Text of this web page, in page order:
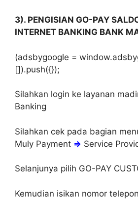
3). PENGISIAN GO-PAY
INTERNET BANKING BANK
(adsbygoogle =
[]).push({});
Silahkan login ke layanan
Banking
Silahkan cek pada bagian
Muly Payment ⇒ Service
Selanjunya pilih GO-PAY
Kemudian isikan nomor